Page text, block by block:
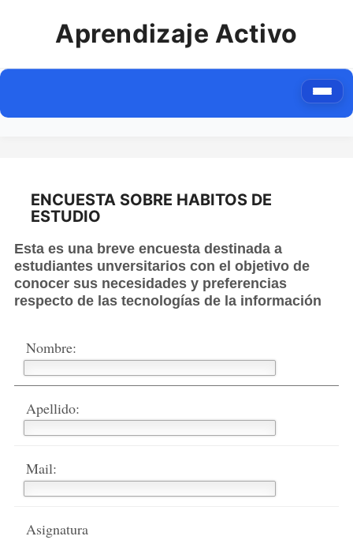
Aprendizaje Activo
ENCUESTA SOBRE HABITOS DE
ESTUDIO
Esta es una breve encuesta destinada a
estudiantes unversitarios con el objetivo de
conocer sus necesidades y preferencias
respecto de las tecnologías de la información
Nombre:
Apellido:
Mail:
Asignatura